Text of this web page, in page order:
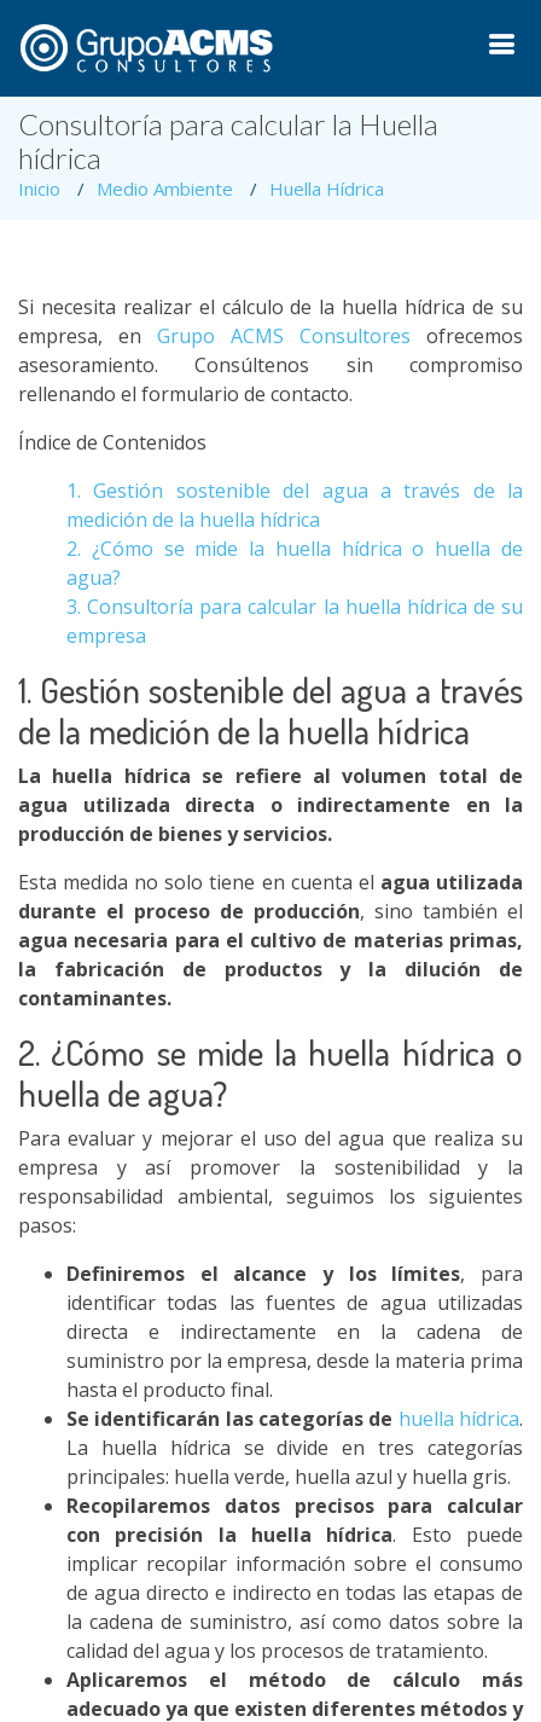
Consultoría para calcular la Huella
hídrica
Inicio Medio Ambiente Huella Hídrica
Si necesita realizar el cálculo de la huella hídrica de su
empresa, en Grupo ACMS Consultores ofrecemos
asesoramiento. Consúltenos sin compromiso
rellenando el formulario de contacto.
Índice de Contenidos
1. Gestión sostenible del agua a través de la
medición de la huella hídrica
2. ¿Cómo se mide la huella hídrica o huella de
agua?
3. Consultoría para calcular la huella hídrica de su
empresa
1. Gestión sostenible del agua a través
de la medición de la huella hídrica
La huella hídrica se refiere al volumen total de
agua utilizada directa o indirectamente en la
producción de bienes y servicios.
Esta medida no solo tiene en cuenta el agua utilizada
durante el proceso de producción, sino también el
agua necesaria para el cultivo de materias primas,
la fabricación de productos y la dilución de
contaminantes.
2. ¿Cómo se mide la huella hídrica o
huella de agua?
Para evaluar y mejorar el uso del agua que realiza su
empresa y así promover la sostenibilidad y la
responsabilidad ambiental, seguimos los siguientes
pasos:
Definiremos el alcance y los límites, para
identificar todas las fuentes de agua utilizadas
directa e indirectamente en la cadena de
suministro por la empresa, desde la materia prima
hasta el producto final.
Se identificarán las categorías de huella hídrica.
La huella hídrica se divide en tres categorías
principales: huella verde, huella azul y huella gris.
Recopilaremos datos precisos para calcular
con precisión la huella hídrica. Esto puede
implicar recopilar información sobre el consumo
de agua directo e indirecto en todas las etapas de
la cadena de suministro, así como datos sobre la
calidad del agua y los procesos de tratamiento.
Aplicaremos el método de cálculo más
adecuado ya que existen diferentes métodos y